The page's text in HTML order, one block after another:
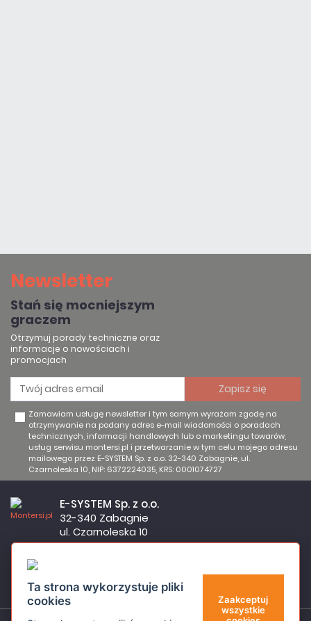
Newsletter
Stań się mocniejszym
graczem
Otrzymuj porady techniczne oraz
informacje o nowościach i
promocjach
Zamawiam usługę newsletter i tym samym wyrażam zgodę na
otrzymywanie na podany adres e-mail wiadomości o poradach
technicznych, informacji handlowych lub o marketingu towarów,
usług serwisu montersi.pl i przetwarzanie w tym celu mojego adresu
mailowego przez E-SYSTEM Sp. z o.o. 32-340 Zabagnie, ul.
Czarnoleska 10, NIP: 6372224035, KRS: 0001074727
Firma czynna od poniedziałku do piątku w godzinach 8:00 –
E-SYSTEM Sp. z o.o.
32-340 Zabagnie
ul. Czarnoleska 10
sklep@montersi.pl
Ta strona wykorzystuje pliki
cookies
Zaakceptuj
wszystkie